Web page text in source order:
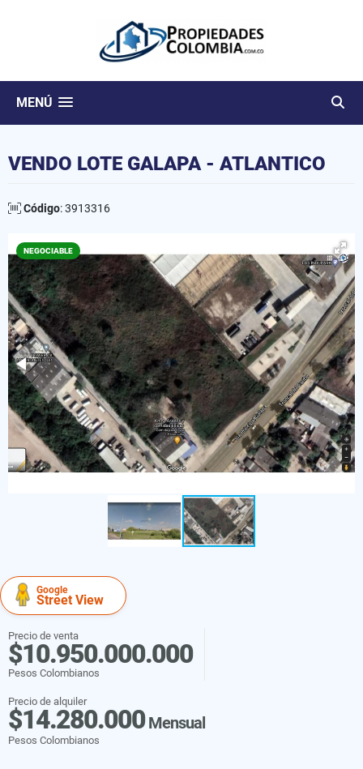
MENÚ
VENDO LOTE GALAPA - ATLANTICO
Código: 3913316
NEGOCIABLE
Google
Street View
Precio de venta
$10.950.000.000
Pesos Colombianos
Precio de alquiler
$14.280.000Mensual
Pesos Colombianos